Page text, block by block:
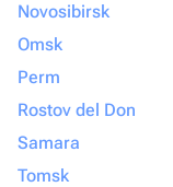
Novosibirsk
Omsk
Perm
Rostov del Don
Samara
Tomsk